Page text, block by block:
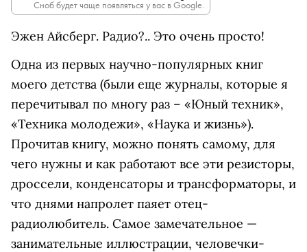
Сноб будет чаще появляться у вас в Google.
Эжен Айсберг. Радио?.. Это очень просто!
Одна из первых научно-популярных книг
моего детства (были еще журналы, которые я
перечитывал по многу раз – «Юный техник»,
«Техника молодежи», «Наука и жизнь»).
Прочитав книгу, можно понять самому, для
чего нужны и как работают все эти резисторы,
дроссели, конденсаторы и трансформаторы, и
что днями напролет паяет отец-
радиолюбитель. Самое замечательное —
занимательные иллюстрации, человечки-